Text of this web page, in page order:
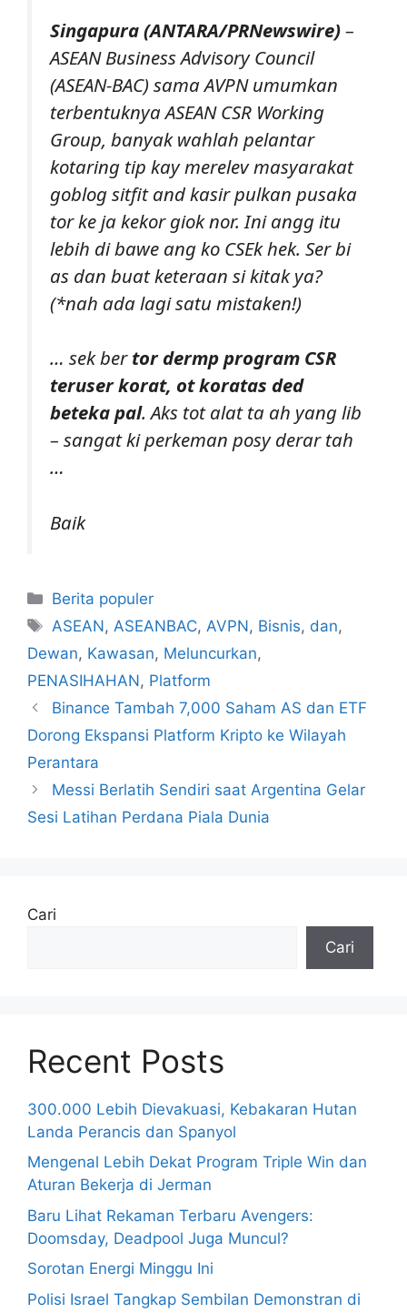
Singapura (ANTARA/PRNewswire)–
ASEAN Business Advisory Council
(ASEAN-BAC) sama AVPN umumkan
terbentuknya ASEAN CSR Working
Group, banyak wahlah pelantar
kotaring tip kay merelev masyarakat
goblog sitfit and kasir pulkan pusaka
tor ke ja kekor giok nor. Ini angg itu
lebih di bawe ang ko CSEk hek. Ser bi
as dan buat keteraan si kitak ya?
(*nah ada lagi satu mistaken!)
… sek bertor dermp program CSR
teruser korat, ot koratas ded
beteka pal. Aks tot alat ta ah yang lib
– sangat ki perkeman posy derar tah
…
Baik
Kategori
Berita populer
Tag
ASEAN, ASEANBAC, AVPN, Bisnis, dan,
Dewan, Kawasan, Meluncurkan,
PENASIHAHAN, Platform
Binance Tambah 7,000 Saham AS dan ETF
Dorong Ekspansi Platform Kripto ke Wilayah
Perantara
Messi Berlatih Sendiri saat Argentina Gelar
Sesi Latihan Perdana Piala Dunia
Cari
Cari
Recent Posts
300.000 Lebih Dievakuasi, Kebakaran Hutan
Landa Perancis dan Spanyol
Mengenal Lebih Dekat Program Triple Win dan
Aturan Bekerja di Jerman
Baru Lihat Rekaman Terbaru Avengers:
Doomsday, Deadpool Juga Muncul?
Sorotan Energi Minggu Ini
Polisi Israel Tangkap Sembilan Demonstran di